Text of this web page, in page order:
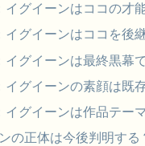
イグイーンはココの才
イグイーンはココを後
イグイーンは最終黒幕
イグイーンの素顔は既
イグイーンは作品テー
の正体は今後判明す